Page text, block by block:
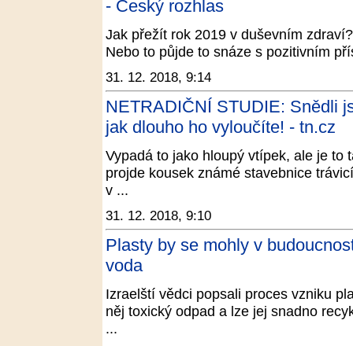
- Český rozhlas
Jak přežít rok 2019 v duševním
Nebo to půjde to snáze s pozitivním
31. 12. 2018, 9:14
NETRADIČNÍ STUDIE: Snědli
jak dlouho ho vyloučíte! - tn.cz
Vypadá to jako hloupý vtípek, ale je to
projde kousek známé stavebnice
v ...
31. 12. 2018, 9:10
Plasty by se mohly v
voda
Izraelští vědci popsali proces vzniku
něj toxický odpad a lze jej snadno
...